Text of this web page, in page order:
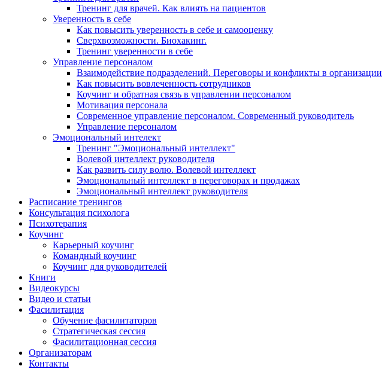
Тренинг для врачей. Как влиять на пациентов
Уверенность в себе
Как повысить уверенность в себе и самооценку
Сверхвозможности. Биохакинг.
Тренинг уверенности в себе
Управление персоналом
Взаимодействие подразделений. Переговоры и конфликты в организации
Как повысить вовлеченность сотрудников
Коучинг и обратная связь в управлении персоналом
Мотивация персонала
Современное управление персоналом. Современный руководитель
Управление персоналом
Эмоциональный интелект
Тренинг "Эмоциональный интеллект"
Волевой интеллект руководителя
Как развить силу волю. Волевой интеллект
Эмоциональный интеллект в переговорах и продажах
Эмоциональный интеллект руководителя
Расписание тренингов
Консультация психолога
Психотерапия
Коучинг
Карьерный коучинг
Командный коучинг
Коучинг для руководителей
Книги
Видеокурсы
Видео и статьи
Фасилитация
Обучение фасилитаторов
Стратегическая сессия
Фасилитационная сессия
Организаторам
Контакты